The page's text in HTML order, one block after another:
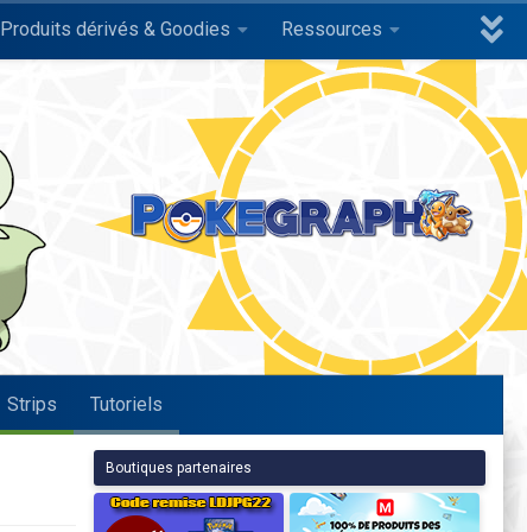
Produits dérivés & Goodies Ressources
Strips Tutoriels
Boutiques partenaires